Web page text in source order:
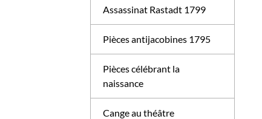
Assassinat Rastadt 1799
Pièces antijacobines 1795
Pièces célébrant la
naissance
Cange au théâtre